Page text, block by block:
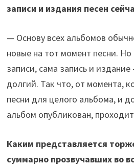
записи и издания песен
— Основу всех альбомов
новые на тот момент песни. Но
записи, сама запись и
долгий. Так что, от момента,
песни для целого альбома, и
альбом опубликован,
Каким представляется
суммарно прозвучавших во